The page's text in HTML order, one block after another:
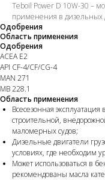
Teboil Power D 10W-30 –
применения в дизельных
Одобрения
Область применения
Одобрения
ACEA E2
API CF-4/CF/CG-4
MAN 271
MB 228.1
Область применения
Всесезонная
строительной,
маломерных судов;
Дизельные двигатели
условиях, где необходим
Может использоваться в
рекомендованы масла